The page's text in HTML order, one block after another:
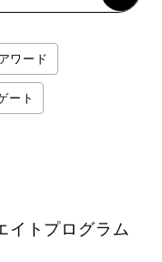
ワード
ート
イトプログラム